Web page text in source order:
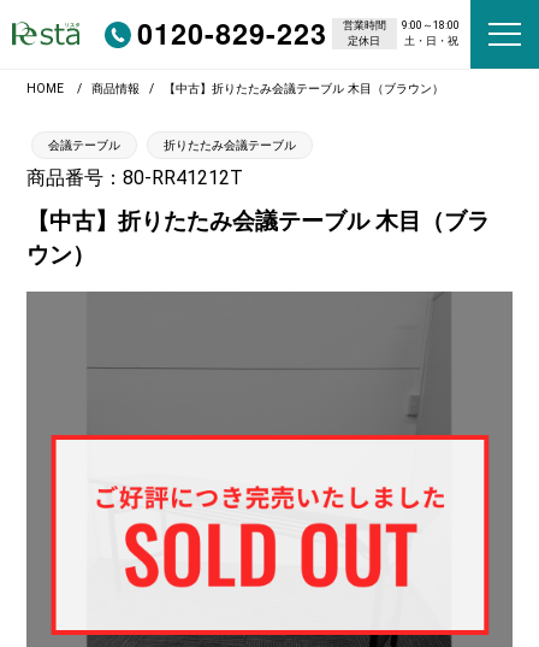
0120-829-223 営業時間
9:00～18:00
定休日
土・日・祝
HOME 商品情報 【中古】折りたたみ会議テーブル 木目（ブラウン）
会議テーブル 折りたたみ会議テーブル
商品番号：80-RR41212T
【中古】折りたたみ会議テーブル 木目（ブラ
ウン）